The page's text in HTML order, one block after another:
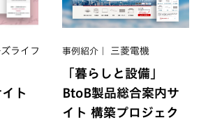
ライフ
ト
事例紹介 三菱電機
「暮らしと設備」
BtoB製品総合案内サ
イト 構築プロジェク